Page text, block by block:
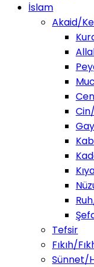
İslam
Akaid/
Tefsir
Fıkıh/
Sünnet/